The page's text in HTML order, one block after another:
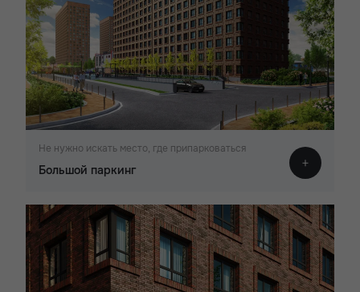
Не нужно искать место, где припарковаться
Большой паркинг